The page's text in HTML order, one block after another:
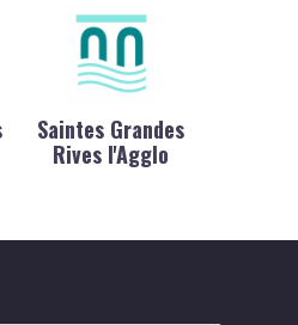
Saintes Grandes
Rives l'Agglo